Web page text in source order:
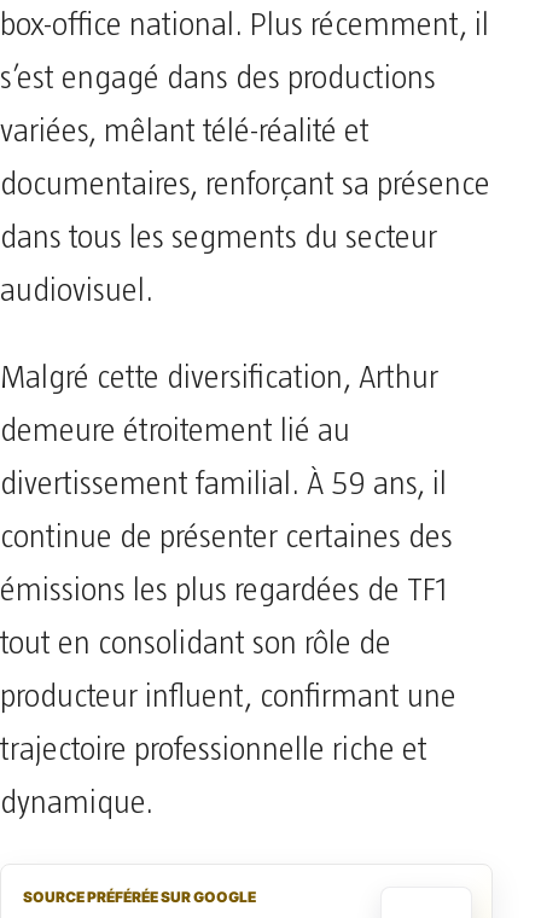
box-office national. Plus récemment, il
s’est engagé dans des productions
variées, mêlant télé-réalité et
documentaires, renforçant sa présence
dans tous les segments du secteur
audiovisuel.
Malgré cette diversification, Arthur
demeure étroitement lié au
divertissement familial. À 59 ans, il
continue de présenter certaines des
émissions les plus regardées de TF1
tout en consolidant son rôle de
producteur influent, confirmant une
trajectoire professionnelle riche et
dynamique.
SOURCE PRÉFÉRÉE SUR GOOGLE